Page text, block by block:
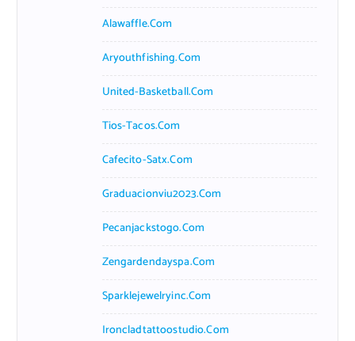
Alawaffle.com
Aryouthfishing.com
United-Basketball.com
Tios-Tacos.com
Cafecito-Satx.com
Graduacionviu2023.com
Pecanjackstogo.com
Zengardendayspa.com
Sparklejewelryinc.com
Ironcladtattoostudio.com